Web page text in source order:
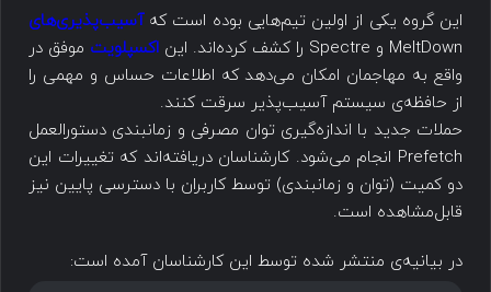
این گروه یکی از اولین تیم‌هایی بوده است کهآسیب‌پذیری‌های
MeltDown و Spectre را کشف کرده‌اند. این
اکسپلویت موفق در
واقع به مهاجمان امکان می‌دهد که اطلاعات حساس و مهمی را
از حافظه‌ی سیستم آسیب‌پذیر سرقت کنند.
حملات جدید با اندازه‌گیری توان مصرفی و زمانبندی دستورالعمل
Prefetch انجام می‌شود. کارشناسان دریافته‌اند که تغییرات این
دو کمیت (توان و زمانبندی) توسط کاربران با دسترسی پایین نیز
قابل‌مشاهده است.
در بیانیه‌ی منتشر شده توسط این کارشناسان آمده است: